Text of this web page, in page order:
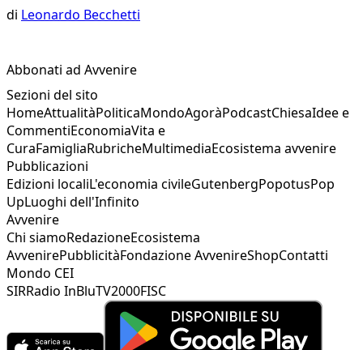
di Leonardo Becchetti
Abbonati ad Avvenire
Sezioni del sito
HomeAttualitàPoliticaMondoAgoràPodcastChiesaIdee e
CommentiEconomiaVita e
CuraFamigliaRubricheMultimediaEcosistema avvenire
Pubblicazioni
Edizioni localiL'economia civileGutenbergPopotusPop
UpLuoghi dell'Infinito
Avvenire
Chi siamoRedazioneEcosistema
AvvenirePubblicitàFondazione AvvenireShopContatti
Mondo CEI
SIRRadio InBluTV2000FISC